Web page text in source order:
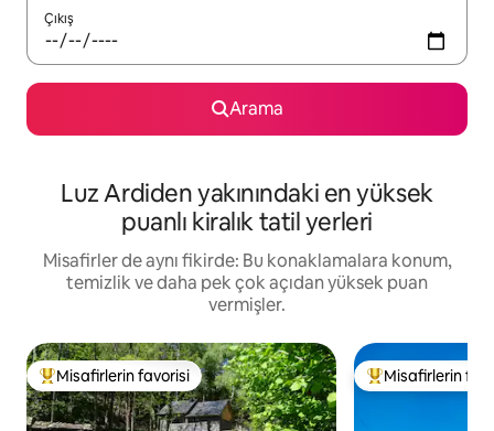
Çıkış
Arama
Luz Ardiden yakınındaki en yüksek
puanlı kiralık tatil yerleri
Misafirler de aynı fikirde: Bu konaklamalara konum,
temizlik ve daha pek çok açıdan yüksek puan
vermişler.
Misafirlerin favorilerinden en beğenilenler arasında
Misafirlerin favorisi Misafirlerin
Misafirlerin